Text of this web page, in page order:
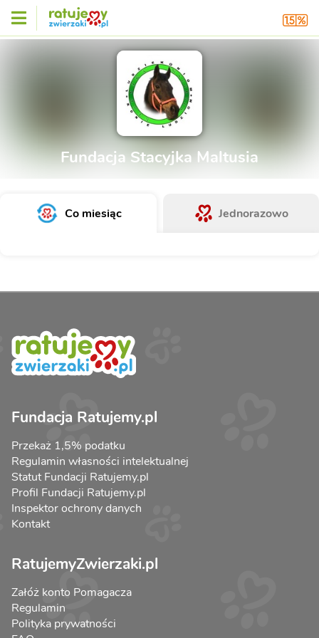
Fundacja Stacyjka Maltusia
Co miesiąc Jednorazowo
Fundacja Ratujemy.pl
Przekaż 1,5% podatku
Regulamin własności intelektualnej
Statut Fundacji Ratujemy.pl
Profil Fundacji Ratujemy.pl
Inspektor ochrony danych
Kontakt
RatujemyZwierzaki.pl
Załóż konto Pomagacza
Regulamin
Polityka prywatności